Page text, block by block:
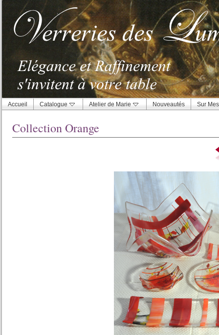
Accueil Catalogue Atelier de Marie Nouveautés Sur
Collection Orange